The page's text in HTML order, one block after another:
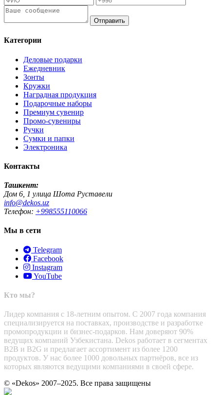
Отправить
Категории
Деловые подарки
Ежедневник
Зонты
Кружки
Наградная продукция
Подарочные наборы
Премиум сувенир
Промо-сувениры
Ручки
Сумки и папки
Электроника
Контакты
Ташкент:
Дом 6, 1 улица Шота Руставели
info@dekos.uz
Телефон: +998555110066
Мы в сети
Telegram
Facebook
Instagram
YouTube
Кто мы?
Лидер компания с 18-летним опытом. С 2007 года компания
специализируется на поставках, производстве и разработке
промопродукции и бизнес-подарков. Нам доверяют 90%
ведущих компаний Узбекистана. Dekos работает в сегментах
B2B и B2G и предлагает ассортимент из более 1200
продуктов. У нас более 1000 довольных партнёров, все из
которых являются ведущими компаниями в своей сфере.
© «Dekos» 2007–2025. Все права защищены